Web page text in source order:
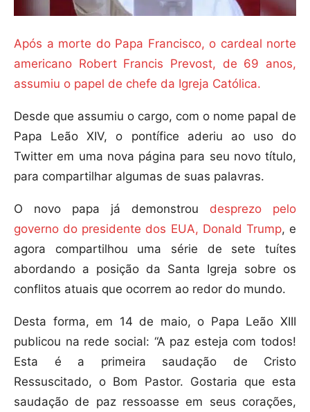
Após a morte do Papa Francisco, o cardeal norte
americano Robert Francis Prevost, de 69 anos,
assumiu o papel de chefe da Igreja Católica.
Desde que assumiu o cargo, com o nome papal de
Papa Leão XIV, o pontífice aderiu ao uso do
Twitter em uma nova página para seu novo título,
para compartilhar algumas de suas palavras.
O novo papa já demonstrou desprezo pelo
governo do presidente dos EUA, Donald Trump, e
agora compartilhou uma série de sete tuítes
abordando a posição da Santa Igreja sobre os
conflitos atuais que ocorrem ao redor do mundo.
Desta forma, em 14 de maio, o Papa Leão XIII
publicou na rede social: “A paz esteja com todos!
Esta é a primeira saudação de Cristo
Ressuscitado, o Bom Pastor. Gostaria que esta
saudação de paz ressoasse em seus corações,